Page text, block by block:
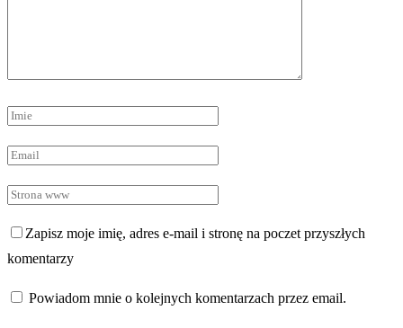
Zapisz moje imię, adres e-mail i stronę na poczet przyszłych
komentarzy
Powiadom mnie o kolejnych komentarzach przez email.